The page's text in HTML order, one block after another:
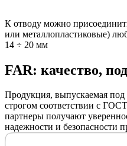
К отводу можно
или металлопластиковые)
14 ÷ 20 мм
FAR: качество,
Продукция, выпускаемая
строгом соответствии с
партнеры получают
надежности и безопасности